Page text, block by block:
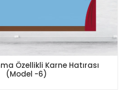
Özellikli Karne Hatırası
(Model -6)